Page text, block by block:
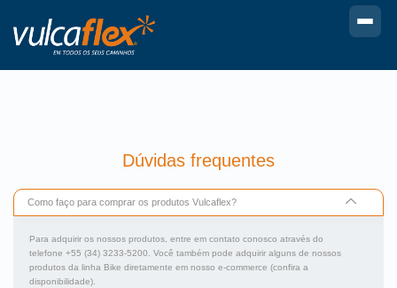
Dúvidas frequentes
Como faço para comprar os produtos Vulcaflex?
Para adquirir os nossos produtos, entre em contato conosco através do
telefone +55 (34) 3233-5200. Você também pode adquirir alguns de nossos
produtos da linha Bike diretamente em nosso e-commerce (confira a
disponibilidade).